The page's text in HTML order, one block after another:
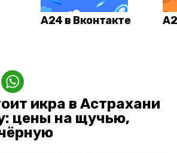
А24 в Вконтакте
икра в Астрахани
цены на щучью,